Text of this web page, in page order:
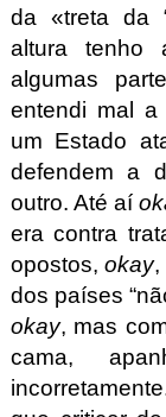
da
treta da
altura tenho
algumas
entendi mal a
um Estado
defendem a
outro. Até aí
era contra
opostos,okay,
dos países
okay, mas
cama,